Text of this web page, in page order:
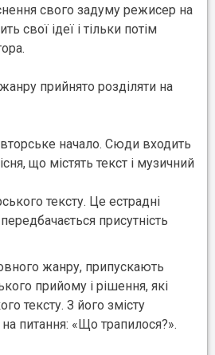
свого задуму режисер на
свої ідеї і тільки потім
прийнято розділяти на
начало. Сюди входить
що містять текст і музичний
тексту. Це естрадні
присутність
жанру, припускають
прийому і рішення, які
тексту. З його змісту
питання: «Що трапилося?».